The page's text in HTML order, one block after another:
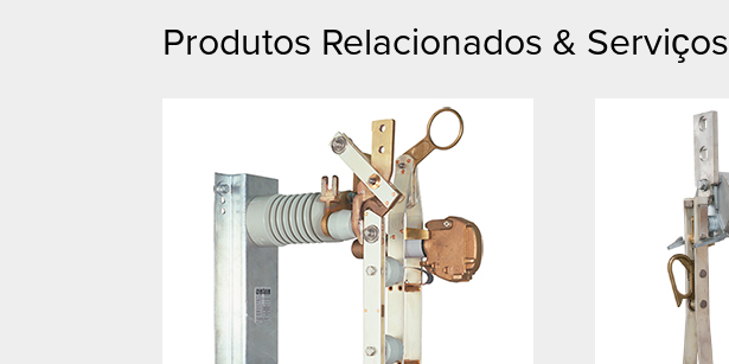
Produtos Relacionados & Serviços